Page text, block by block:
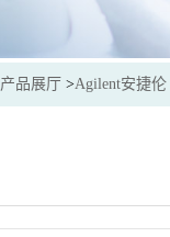
产品展厅 >Agilent安捷伦